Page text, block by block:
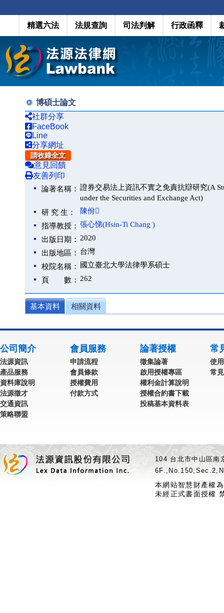
精選六法 法規查詢 司法判解 行政函釋
博碩士論文
社群分享
FaceBook
Line
分享網址
請收錄全文
意見回饋
友善列印
論著名稱： 證券交易法上資訊不實之免責抗辯研究(A
under the Securities and Exchange Act)
研 究 生：
陳佾
指導教授： 張心悌(Hsin-Ti Chang )
出版日期： 2020
出版地區： 台灣
校院名稱：
國立臺北大學法律學系碩士
頁 數： 262
基本資料 相關資料
公司簡介
法源資訊
產品服務
資料庫說明
法源徵才
交通資訊
策略聯盟
會員服務
申請流程
會員條款
授權費用
付款方式
論著授權
徵集論著
啟用授權專區
權利金計算說明
授權合約書下載
投稿基本資料表
常
使
常
104 台北市中山區
本網站智慧財產權
未經正式書面授權